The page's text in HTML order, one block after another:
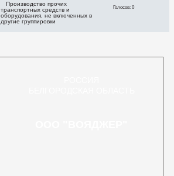
Производство прочих
транспортных средств и
оборудования, не включенных в
другие группировки
Голосов: 0